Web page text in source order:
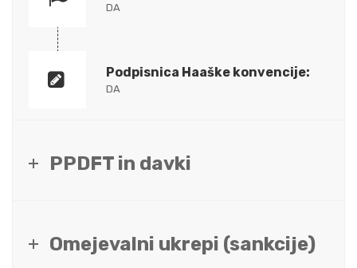
DA
Podpisnica Haaške konvencije:
DA
PPDFT in davki
Omejevalni ukrepi (sankcije)